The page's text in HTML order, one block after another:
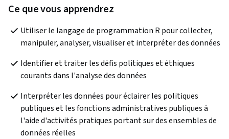
Ce que vous apprendrez
Utiliser le langage de programmation R pour collecter,
manipuler, analyser, visualiser et interpréter des données
Identifier et traiter les défis politiques et éthiques
courants dans l'analyse des données
Interpréter les données pour éclairer les politiques
publiques et les fonctions administratives publiques à
l'aide d'activités pratiques portant sur des ensembles de
données réelles